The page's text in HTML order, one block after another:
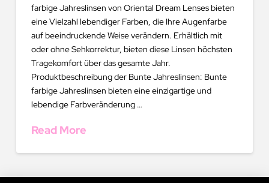
farbige Jahreslinsen von Oriental Dream Lenses bieten
eine Vielzahl lebendiger Farben, die Ihre Augenfarbe
auf beeindruckende Weise verändern. Erhältlich mit
oder ohne Sehkorrektur, bieten diese Linsen höchsten
Tragekomfort über das gesamte Jahr.
Produktbeschreibung der Bunte Jahreslinsen: Bunte
farbige Jahreslinsen bieten eine einzigartige und
lebendige Farbveränderung …
Read More